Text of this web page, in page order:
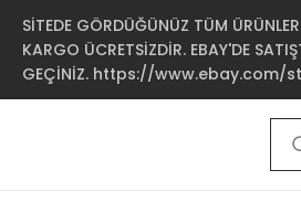
SİTEDE GÖRDÜĞÜNÜZ TÜM
KARGO ÜCRETSİZDİR. EBAY'DE
GEÇİNİZ. https://www.ebay.com/